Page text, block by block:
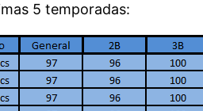
5 temporadas: